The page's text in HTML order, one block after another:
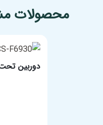
محصولات